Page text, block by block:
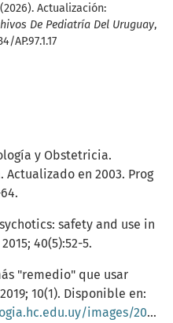
Actualización:
De Pediatría Del Uruguay,
AP.97.1.17
y Obstetricia.
Actualizado en 2003. Prog
safety and use in
40(5):52-5.
"remedio" que usar
10(1). Disponible en:
images/2019/